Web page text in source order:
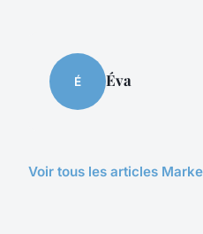
É Éva
Voir tous les articles